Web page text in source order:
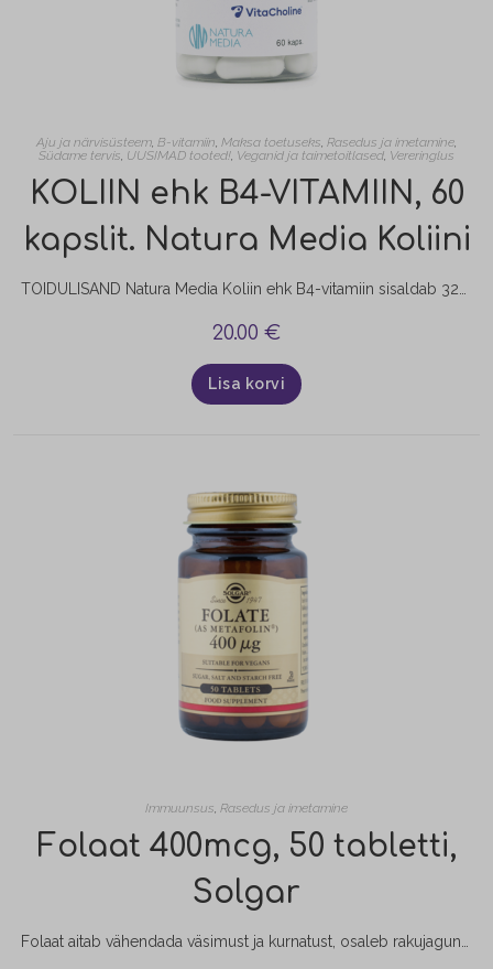
Aju ja närvisüsteem, B-vitamiin, Maksa toetuseks, Rasedus ja imetamine,
Südame tervis, UUSIMAD tooted!, Veganid ja taimetoitlased, Vereringlus
KOLIIN ehk B4-VITAMIIN, 60
kapslit. Natura Media Koliini
20.00 €
Lisa korvi
Immuunsus, Rasedus ja imetamine
Folaat 400mcg, 50 tabletti,
Solgar
Folaat aitab vähendada väsimust ja kurnatust, osaleb rakujagunemise protsessis ja aitab kaasa paljudele muudele funktsioonidele. Folaat aitab kaasa ka kudede kasvule naise organismis raseduse ajal. Raseduse planeerimisel ja rasedatel soovitatakse tarbida 400mcg foolhapet päevas.